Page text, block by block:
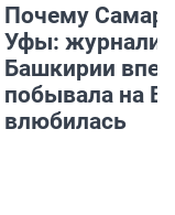
Почему
Уфы:
Башкирии
побывала на
влюбилась